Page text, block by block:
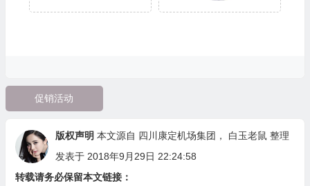
促销活动
版权声明 本文源自 四川康定机场集团 ， 白玉老鼠 整理
发表于 2018年9月29日 22:24:58
转载请务必保留本文链接：